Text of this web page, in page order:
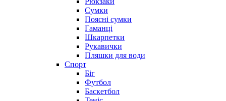
Сумки
Поясні сумки
Гаманці
Шкарпетки
Рукавички
Пляшки для води
Спорт
Біг
Футбол
Баскетбол